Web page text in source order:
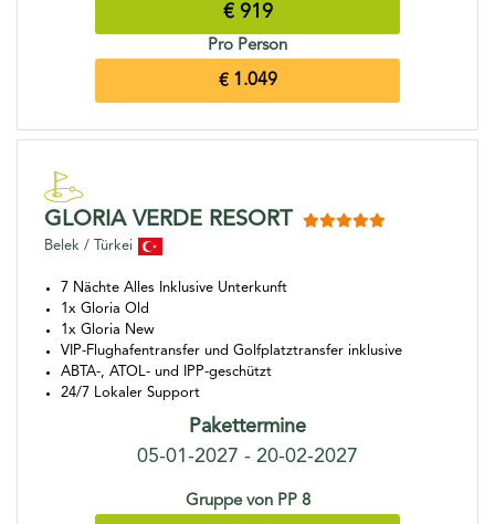
€ 919
Pro Person
€ 1.049
GLORIA VERDE RESORT
Belek / Türkei
7 Nächte Alles Inklusive Unterkunft
1x Gloria Old
1x Gloria New
VIP-Flughafentransfer und Golfplatztransfer inklusive
ABTA-, ATOL- und IPP-geschützt
24/7 Lokaler Support
Pakettermine
05-01-2027 - 20-02-2027
Gruppe von PP 8